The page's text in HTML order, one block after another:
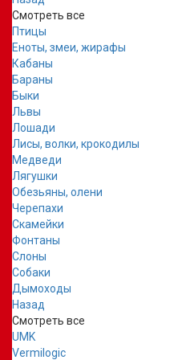
Смотреть все
Птицы
Еноты, змеи, жирафы
Кабаны
Бараны
Быки
Львы
Лошади
Лисы, волки, крокодилы
Медведи
Лягушки
Обезьяны, олени
Черепахи
Скамейки
Фонтаны
Слоны
Собаки
Дымоходы
Назад
Смотреть все
UMK
Vermilogic